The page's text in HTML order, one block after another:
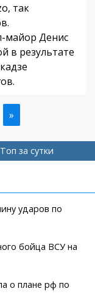
так
майор Денис
в результате
Последняя
страница
»
Топ за сутки
ударов по
бойца ВСУ на
о плане рф по